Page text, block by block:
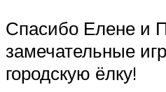
Спасибо Елене и
замечательные
городскую ёлку!